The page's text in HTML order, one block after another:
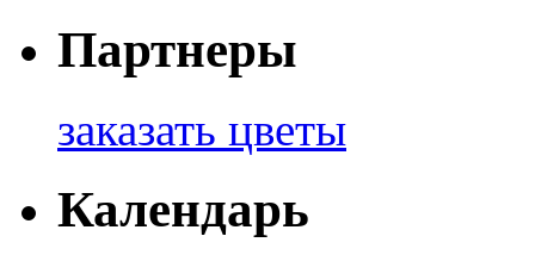
Партнеры
заказать цветы
Календарь